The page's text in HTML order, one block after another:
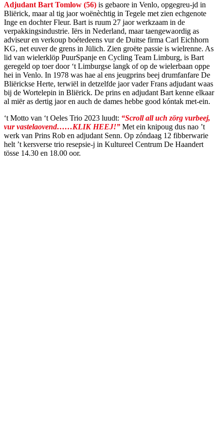
Adjudant Bart Tomlow (56) is gebaore in Venlo, opgegreu-jd in
Bliërick, maar al tig jaor woënèchtig in Tegele met zien echgenote
Inge en dochter Fleur. Bart is ruum 27 jaor werkzaam in de
verpakkingsindustrie. Iërs in Nederland, maar taengewaordig as
adviseur en verkoup boétedeens vur de Duitse firma Carl Eichhorn
KG, net euver de grens in Jülich. Zien groëte passie is wielrenne. As
lid van wielerklöp PuurSpanje en Cycling Team Limburg, is Bart
geregeld op toer door ‘t Limburgse langk of op de wielerbaan oppe
hei in Venlo. In 1978 was hae al ens jeugprins beej drumfanfare De
Bliërickse Herte, terwiël in detzelfde jaor vader Frans adjudant waas
bij de Wortelepin in Bliërick. De prins en adjudant Bart kenne elkaar
al miër as dertig jaor en auch de dames hebbe good kóntak met-ein.
‘t Motto van ‘t Oeles Trio 2023 luudt: “Scroll all uch zörg vurbeej,
vur vastelaovend……KLIK HEEJ!” Met ein knipoug dus nao ’t
werk van Prins Rob en adjudant Senn. Op zóndaag 12 fibberwarie
helt ’t kersverse trio resepsie-j in Kultureel Centrum De Haandert
tösse 14.30 en 18.00 oor.